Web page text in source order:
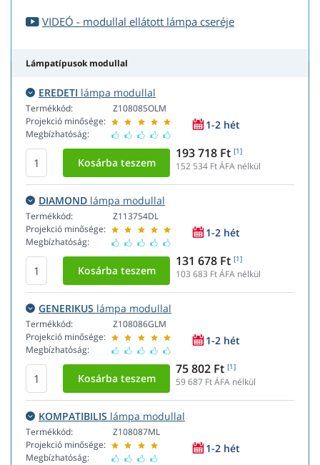
VIDEÓ - modullal ellátott lámpa cseréje
Lámpatípusok modullal
EREDETI lámpa modullal
Termékkód:
Projekció minősége:
Megbízhatóság:
Z108085OLM
1-2 hét
193 718 Ft [1]
152 534 Ft ÁFA nélkül
DIAMOND lámpa modullal
Termékkód:
Projekció minősége:
Megbízhatóság:
Z113754DL
1-2 hét
131 678 Ft [1]
103 683 Ft ÁFA nélkül
GENERIKUS lámpa modullal
Termékkód:
Projekció minősége:
Megbízhatóság:
Z108086GLM
1-2 hét
75 802 Ft [1]
59 687 Ft ÁFA nélkül
KOMPATIBILIS lámpa modullal
Termékkód:
Projekció minősége:
Megbízhatóság:
Z108087ML
1-2 hét